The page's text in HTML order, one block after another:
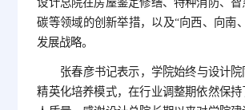
碳等领域的创新举措，以及“向西、向南
发展战略。
张春彦书记表示，学院始终与设计
精英化培养模式，在行业调整期依然保